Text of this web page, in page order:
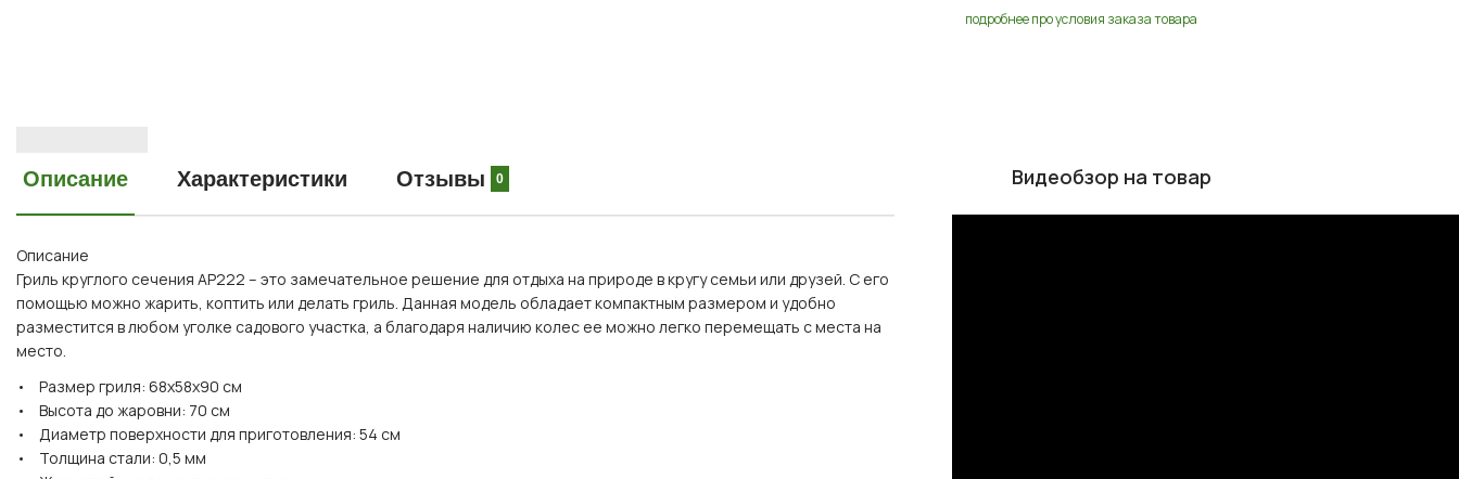
подробнее про условия заказа товара
Описание Характеристики Отзывы 0
Описание
Гриль круглого сечения AP222 – это замечательное решение для отдыха на природе в кругу семьи или друзей. С его
помощью можно жарить, коптить или делать гриль. Данная модель обладает компактным размером и удобно
разместится в любом уголке садового участка, а благодаря наличию колес ее можно легко перемещать с места на
место.
• Размер гриля: 68х58х90 см
• Высота до жаровни: 70 см
• Диаметр поверхности для приготовления: 54 см
• Толщина стали: 0,5 мм
Видеобзор на товар